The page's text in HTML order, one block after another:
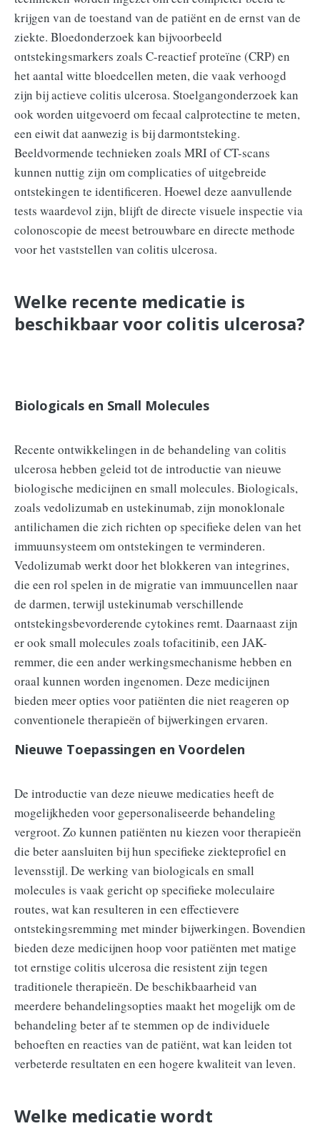
krijgen van de toestand van de patiënt en de ernst van de
ziekte. Bloedonderzoek kan bijvoorbeeld
ontstekingsmarkers zoals C-reactief proteïne (CRP) en
het aantal witte bloedcellen meten, die vaak verhoogd
zijn bij actieve colitis ulcerosa. Stoelgangonderzoek kan
ook worden uitgevoerd om fecaal calprotectine te meten,
een eiwit dat aanwezig is bij darmontsteking.
Beeldvormende technieken zoals MRI of CT-scans
kunnen nuttig zijn om complicaties of uitgebreide
ontstekingen te identificeren. Hoewel deze aanvullende
tests waardevol zijn, blijft de directe visuele inspectie via
colonoscopie de meest betrouwbare en directe methode
voor het vaststellen van colitis ulcerosa.
Welke recente medicatie is
beschikbaar voor colitis ulcerosa?
Biologicals en Small Molecules
Recente ontwikkelingen in de behandeling van colitis
ulcerosa hebben geleid tot de introductie van nieuwe
biologische medicijnen en small molecules. Biologicals,
zoals vedolizumab en ustekinumab, zijn monoklonale
antilichamen die zich richten op specifieke delen van het
immuunsysteem om ontstekingen te verminderen.
Vedolizumab werkt door het blokkeren van integrines,
die een rol spelen in de migratie van immuuncellen naar
de darmen, terwijl ustekinumab verschillende
ontstekingsbevorderende cytokines remt. Daarnaast zijn
er ook small molecules zoals tofacitinib, een JAK-
remmer, die een ander werkingsmechanisme hebben en
oraal kunnen worden ingenomen. Deze medicijnen
bieden meer opties voor patiënten die niet reageren op
conventionele therapieën of bijwerkingen ervaren.
Nieuwe Toepassingen en Voordelen
De introductie van deze nieuwe medicaties heeft de
mogelijkheden voor gepersonaliseerde behandeling
vergroot. Zo kunnen patiënten nu kiezen voor therapieën
die beter aansluiten bij hun specifieke ziekteprofiel en
levensstijl. De werking van biologicals en small
molecules is vaak gericht op specifieke moleculaire
routes, wat kan resulteren in een effectievere
ontstekingsremming met minder bijwerkingen. Bovendien
bieden deze medicijnen hoop voor patiënten met matige
tot ernstige colitis ulcerosa die resistent zijn tegen
traditionele therapieën. De beschikbaarheid van
meerdere behandelingsopties maakt het mogelijk om de
behandeling beter af te stemmen op de individuele
behoeften en reacties van de patiënt, wat kan leiden tot
verbeterde resultaten en een hogere kwaliteit van leven.
Welke medicatie wordt